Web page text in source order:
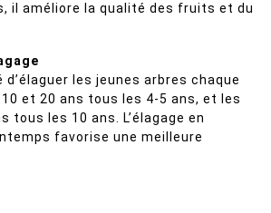
il améliore la qualité des fruits et du
d’élaguer les jeunes arbres chaque
et 20 ans tous les 4-5 ans, et les
tous les 10 ans. L’élagage en
favorise une meilleure